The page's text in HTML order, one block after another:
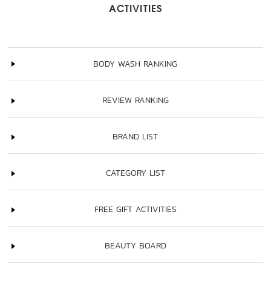
ACTIVITIES
BODY WASH RANKING
REVIEW RANKING
BRAND LIST
CATEGORY LIST
FREE GIFT ACTIVITIES
BEAUTY BOARD